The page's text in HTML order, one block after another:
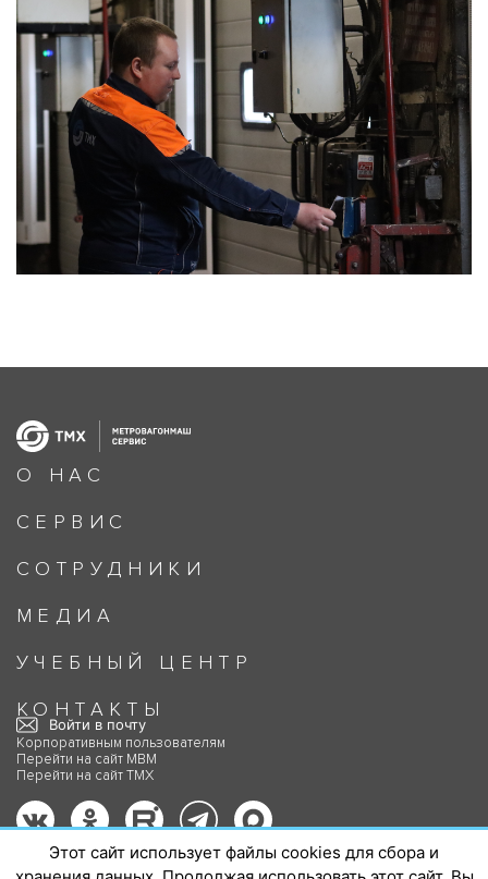
О НАС
СЕРВИС
СОТРУДНИКИ
МЕДИА
УЧЕБНЫЙ ЦЕНТР
КОНТАКТЫ
Перейти на сайт ТМХ
Перейти на сайт МВМ
Корпоративным пользователям
Войти в почту
Политика в отношении обработки
персональных данных ООО «Метровагонмаш-Сервис»
Этот сайт использует файлы cookies для сбора и